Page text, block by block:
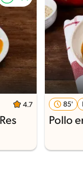
4.7 85'
Pollo